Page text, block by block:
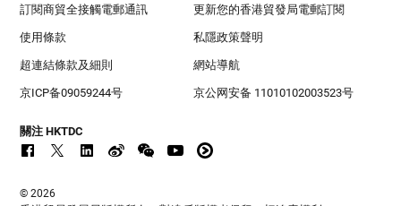
訂閱商貿全接觸電郵通訊 更新您的香港貿發局電郵訂閱
使用條款 私隱政策聲明
超連結條款及細則 網站導航
京ICP备09059244号 京公网安备 11010102003523号
關注 HKTDC
© 2026